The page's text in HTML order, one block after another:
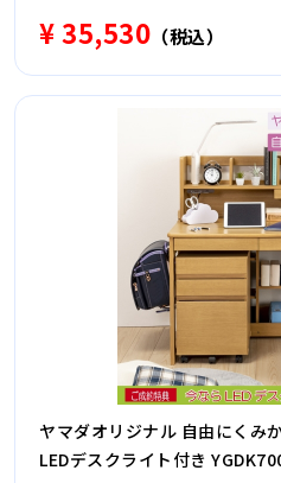
¥ 35,530 （税込）
ヤマダオリジナル 自由にくみ
LEDデスクライト付き